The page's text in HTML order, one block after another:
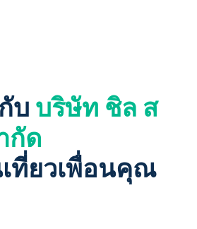
บ บริษัท ชิล ส
กัด
ที่ยวเพื่อนคุณ